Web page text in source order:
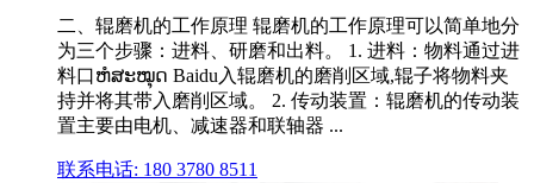
二、辊磨机的工作原理 辊磨机的工作原理可以简单地分
为三个步骤：进料、研磨和出料。 1. 进料：物料通过进
料口ຫໍສະໝຸດ Baidu入辊磨机的磨削区域,辊子将物料夹
持并将其带入磨削区域。 2. 传动装置：辊磨机的传动装
置主要由电机、减速器和联轴器 ...
联系电话: 180 3780 8511